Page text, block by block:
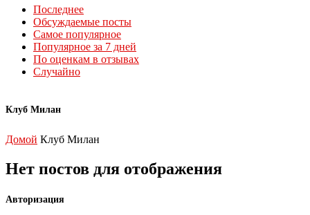
Последнее
Обсуждаемые посты
Самое популярное
Популярное за 7 дней
По оценкам в отзывах
Случайно
Клуб Милан
Домой Клуб Милан
Нет постов для отображения
Авторизация